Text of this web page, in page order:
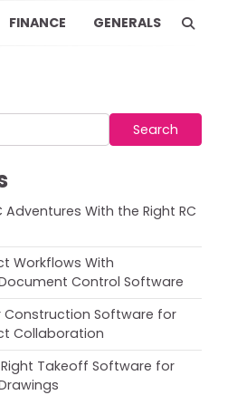
FINANCE GENERALS
Search
Adventures With the Right RC
Workflows With
Control Software
Construction Software for
Collaboration
Takeoff Software for